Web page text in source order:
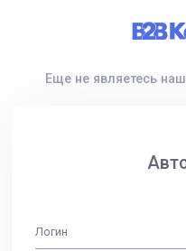
Еще не являетесь